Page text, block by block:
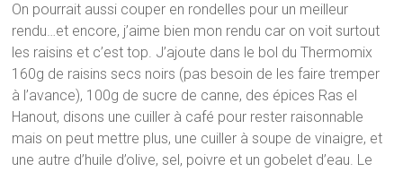
On pourrait aussi couper en rondelles pour un meilleur
rendu…et encore, j’aime bien mon rendu car on voit surtout
les raisins et c’est top. J’ajoute dans le bol du Thermomix
160g de raisins secs noirs (pas besoin de les faire tremper
à l’avance), 100g de sucre de canne, des épices Ras el
Hanout, disons une cuiller à café pour rester raisonnable
mais on peut mettre plus, une cuiller à soupe de vinaigre, et
une autre d’huile d’olive, sel, poivre et un gobelet d’eau. Le